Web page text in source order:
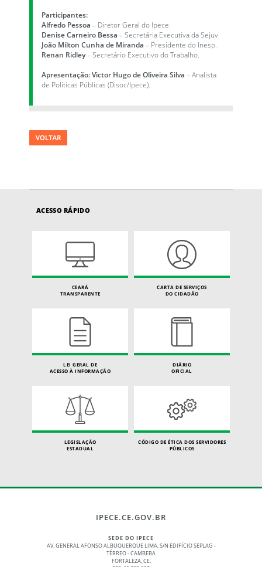
Participantes:
Alfredo Pessoa – Diretor Geral do Ipece.
Denise Carneiro Bessa – Secretária Executiva da Sejuv
João Milton Cunha de Miranda – Presidente do Inesp.
Renan Ridley– Secretário Executivo do Trabalho.
Apresentação:Victor Hugo de Oliveira Silva – Analista
de Políticas Públicas (Disoc/Ipece).
ACESSO RÁPIDO
CEARÁ
TRANSPARENTE
CARTA DE SERVIÇOS
DO CIDADÃO
LEI GERAL DE
ACESSO À INFORMAÇÃO
DIÁRIO
OFICIAL
LEGISLAÇÃO
ESTADUAL
CÓDIGO DE ÉTICA DOS SERVIDORES
PÚBLICOS
IPECE.CE.GOV.BR
SEDE DO IPECE
AV. GENERAL AFONSO ALBUQUERQUE LIMA, S/N EDIFÍCIO SEPLAG -
TÉRREO - CAMBEBA
FORTALEZA, CE.